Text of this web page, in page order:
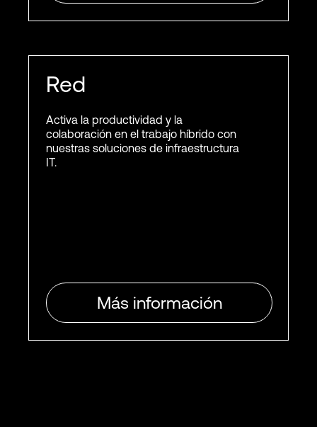
Red
Activa la productividad y la
colaboración en el trabajo híbrido con
nuestras soluciones de infraestructura
IT.
Más información